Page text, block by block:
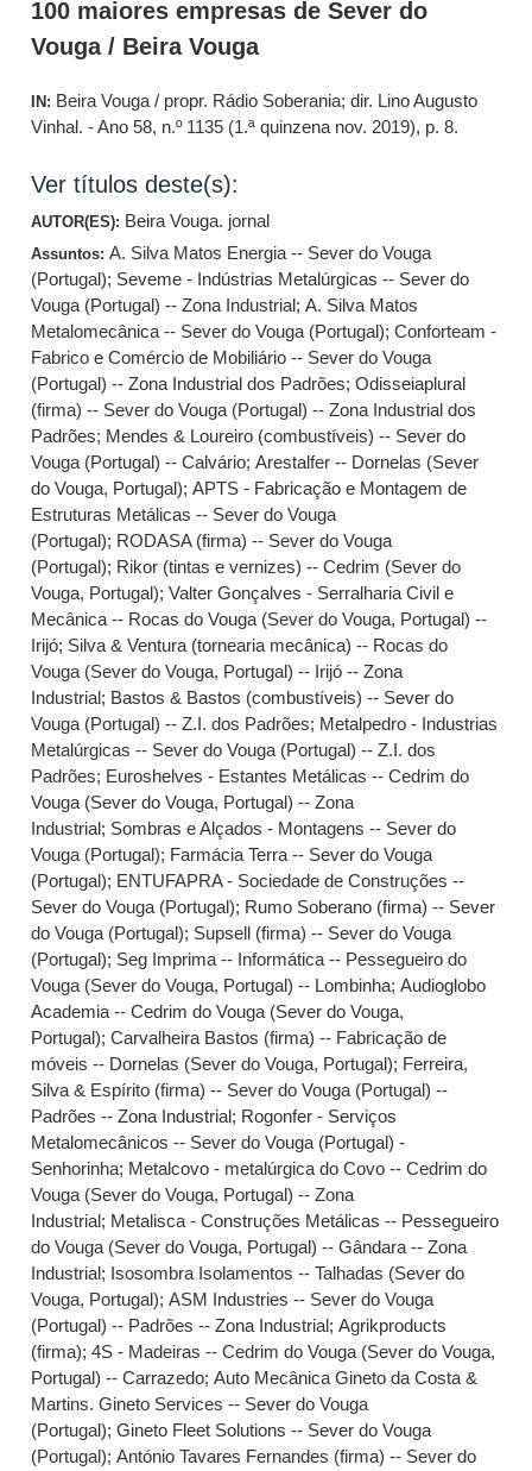
100 maiores empresas de Sever do
Vouga / Beira Vouga
IN: Beira Vouga / propr. Rádio Soberania; dir. Lino Augusto
Vinhal. - Ano 58, n.º 1135 (1.ª quinzena nov. 2019), p. 8.
Ver títulos deste(s):
AUTOR(ES): Beira Vouga. jornal
Assuntos:A. Silva Matos Energia -- Sever do Vouga
(Portugal); Seveme - Indústrias Metalúrgicas -- Sever do
Vouga (Portugal) -- Zona Industrial;A. Silva Matos
Metalomecânica -- Sever do Vouga (Portugal);Conforteam -
Fabrico e Comércio de Mobiliário -- Sever do Vouga
(Portugal) -- Zona Industrial dos Padrões;Odisseiaplural
(firma) -- Sever do Vouga (Portugal) -- Zona Industrial dos
Padrões; Mendes & Loureiro (combustíveis) -- Sever do
Vouga (Portugal) -- Calvário;Arestalfer -- Dornelas (Sever
do Vouga, Portugal);APTS - Fabricação e Montagem de
Estruturas Metálicas -- Sever do Vouga
(Portugal); RODASA (firma) -- Sever do Vouga
(Portugal); Rikor (tintas e vernizes) -- Cedrim (Sever do
Vouga, Portugal);Valter Gonçalves - Serralharia Civil e
Mecânica -- Rocas do Vouga (Sever do Vouga, Portugal) --
Irijó; Silva & Ventura (tornearia mecânica) -- Rocas do
Vouga (Sever do Vouga, Portugal) -- Irijó -- Zona
Industrial; Bastos & Bastos (combustíveis) -- Sever do
Vouga (Portugal) -- Z.I. dos Padrões; Metalpedro - Industrias
Metalúrgicas -- Sever do Vouga (Portugal) -- Z.I. dos
Padrões; Euroshelves - Estantes Metálicas -- Cedrim do
Vouga (Sever do Vouga, Portugal) -- Zona
Industrial; Sombras e Alçados - Montagens -- Sever do
Vouga (Portugal); Farmácia Terra -- Sever do Vouga
(Portugal); ENTUFAPRA - Sociedade de Construções --
Sever do Vouga (Portugal); Rumo Soberano (firma) -- Sever
do Vouga (Portugal); Supsell (firma) -- Sever do Vouga
(Portugal); Seg Imprima -- Informática -- Pessegueiro do
Vouga (Sever do Vouga, Portugal) -- Lombinha;Audioglobo
Academia -- Cedrim do Vouga (Sever do Vouga,
Portugal);Carvalheira Bastos (firma) -- Fabricação de
móveis -- Dornelas (Sever do Vouga, Portugal); Ferreira,
Silva & Espírito (firma) -- Sever do Vouga (Portugal) --
Padrões -- Zona Industrial; Rogonfer - Serviços
Metalomecânicos -- Sever do Vouga (Portugal) -
Senhorinha; Metalcovo - metalúrgica do Covo -- Cedrim do
Vouga (Sever do Vouga, Portugal) -- Zona
Industrial; Metalisca - Construções Metálicas -- Pessegueiro
do Vouga (Sever do Vouga, Portugal) -- Gândara -- Zona
Industrial; Isosombra Isolamentos -- Talhadas (Sever do
Vouga, Portugal);ASM Industries -- Sever do Vouga
(Portugal) -- Padrões -- Zona Industrial;Agrikproducts
(firma);4S - Madeiras -- Cedrim do Vouga (Sever do Vouga,
Portugal) -- Carrazedo;Auto Mecânica Gineto da Costa &
Martins. Gineto Services -- Sever do Vouga
(Portugal);Gineto Fleet Solutions -- Sever do Vouga
(Portugal);António Tavares Fernandes (firma) -- Sever do